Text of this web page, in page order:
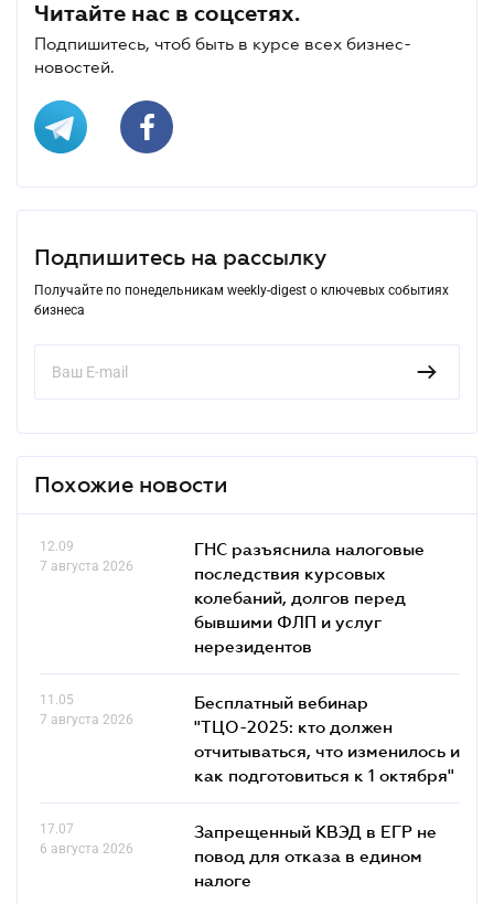
Читайте нас в соцсетях.
Подпишитесь, чтоб быть в курсе всех бизнес-
новостей.
Подпишитесь на рассылку
Получайте по понедельникам weekly-digest о ключевых событиях
бизнеса
Похожие новости
12.09
7 августа 2026
ГНС разъяснила налоговые
последствия курсовых
колебаний, долгов перед
бывшими ФЛП и услуг
нерезидентов
11.05
7 августа 2026
Бесплатный вебинар
"ТЦО-2025: кто должен
отчитываться, что изменилось и
как подготовиться к 1 октября"
17.07
6 августа 2026
Запрещенный КВЭД в ЕГР не
повод для отказа в едином
налоге